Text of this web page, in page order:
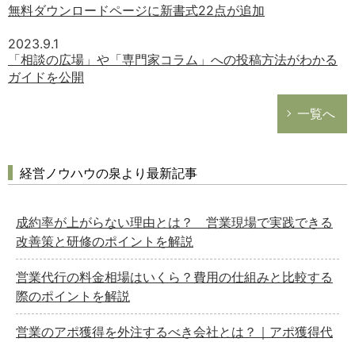
無料ダウンロードページに新書式22点が追加
2023.9.1
「相談の広場」や「専門家コラム」への投稿方法がわかる
ガイドを公開
一覧へ
経営ノウハウの泉より最新記事
成約率が上がらない理由とは？ 営業現場で実践できる
改善策と研修のポイントを解説
営業代行の料金相場はいくら？費用の仕組みと比較する
際のポイントを解説
営業のアポ獲得を外注するべき会社とは？｜アポ獲得代